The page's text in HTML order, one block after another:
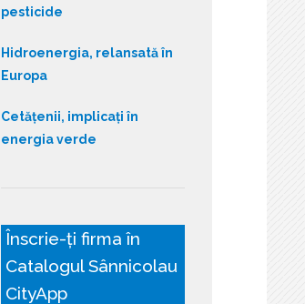
pesticide
Hidroenergia, relansată în
Europa
Cetățenii, implicați în
energia verde
Înscrie-ți firma în
Catalogul Sânnicolau
CityApp